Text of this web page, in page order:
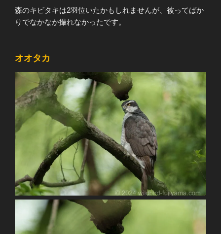
森のキビタキは2羽位いたかもしれませんが、被ってばか
りでなかなか撮れなかったです。
オオタカ